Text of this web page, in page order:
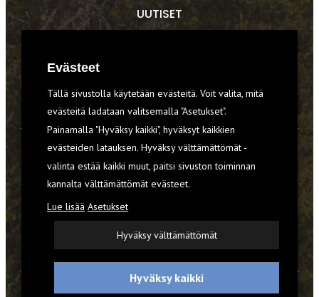
UUTISET
VARUSTEET
TILAA RETKI-LEHTI
YHTEYSTIEDOT
REKISTERISELOSTE
EVÄSTEET
Evästeet
Tällä sivustolla käytetään evästeitä. Voit valita, mitä
evästeitä ladataan valitsemalla "Asetukset".
Painamalla "Hyväksy kaikki", hyväksyt kaikkien
evästeiden latauksen. Hyväksy välttämättömät -
valinta estää kaikki muut, paitsi sivuston toiminnan
kannalta välttämättömät evästeet.
Lue lisää Asetukset
Hyväksy välttämättömät
Hyväksy kaikki